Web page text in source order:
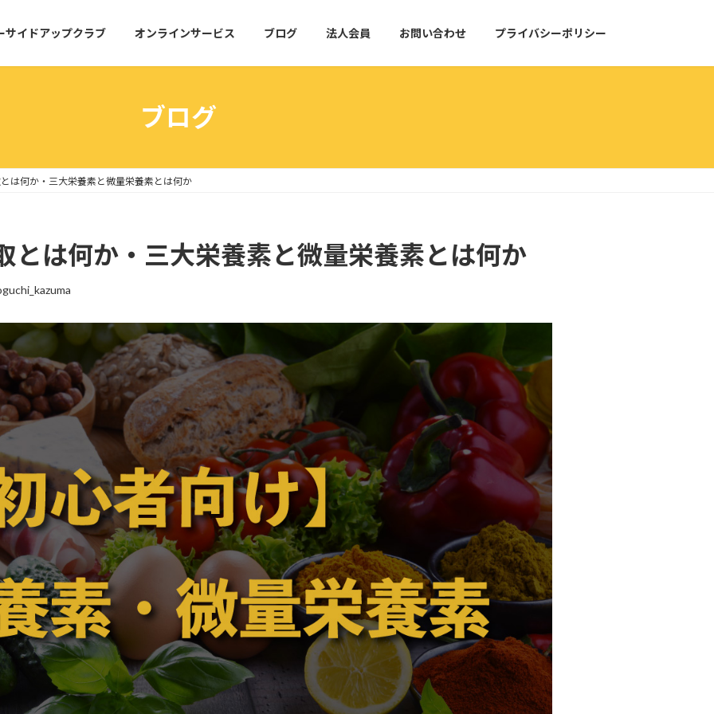
サイドアップクラブ オンラインサービス ブログ 法人会員 お問い合わせ プライバシーポリシー
ブログ
は何か・三大栄養素と微量栄養素とは何か
とは何か・三大栄養素と微量栄養素とは何か